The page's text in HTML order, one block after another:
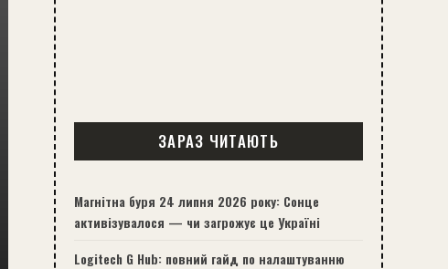
ЗАРАЗ ЧИТАЮТЬ
Магнітна буря 24 липня 2026 року: Сонце
активізувалося — чи загрожує це Україні
Logitech G Hub: повний гайд по налаштуванню